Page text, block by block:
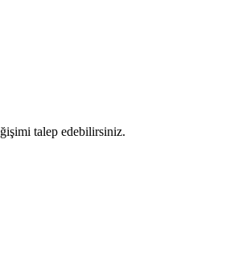
talep edebilirsiniz.